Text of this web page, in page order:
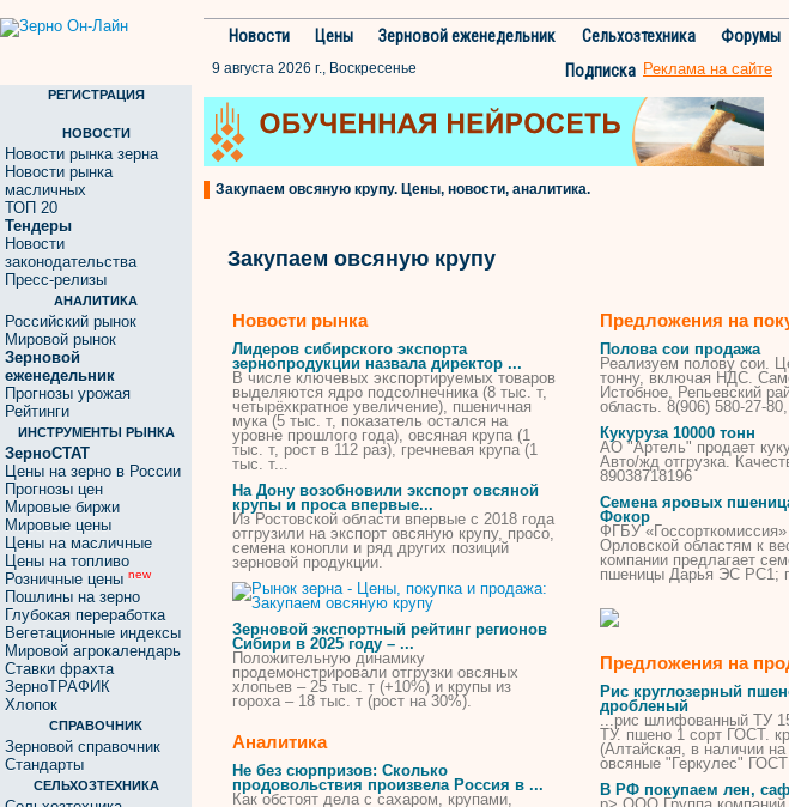
Новости Цены Зерновой еженедельник Сельхозтехника Форумы
Подписка
9 августа 2026 г., Воскресенье Реклама на сайте
РЕГИСТРАЦИЯ
НОВОСТИ
Новости рынка зерна
Новости рынка
масличных
ТОП 20
Тендеры
Новости
законодательства
Пресс-релизы
АНАЛИТИКА
Российский рынок
Мировой рынок
Зерновой
еженедельник
Прогнозы урожая
Рейтинги
ИНСТРУМЕНТЫ РЫНКА
ЗерноСТАТ
Цены на зерно в России
Прогнозы цен
Мировые биржи
Мировые цены
Цены на масличные
Цены на топливо
Розничные цены new
Пошлины на зерно
Глубокая переработка
Вегетационные индексы
Мировой агрокалендарь
Ставки фрахта
ЗерноТРАФИК
Хлопок
СПРАВОЧНИК
Зерновой справочник
Стандарты
СЕЛЬХОЗТЕХНИКА
Закупаем овсяную крупу. Цены, новости, аналитика.
Закупаем овсяную крупу
Новости рынка
Лидеров сибирского экспорта
зернопродукции назвала директор ...
В числе ключевых экспортируемых товаров
выделяются ядро подсолнечника (8 тыс. т,
четырёхкратное увеличение), пшеничная
мука (5 тыс. т, показатель остался на
уровне прошлого года), овсяная крупа (1
тыс. т, рост в 112 раз), гречневая крупа(1
тыс. т...
На Дону возобновили экспорт овсяной
крупы и проса впервые...
Из Ростовской области впервые с 2018 года
отгрузили на экспорт овсяную крупу, просо,
семена конопли и ряд других позиций
зерновой продукции.
Зерновой экспортный рейтинг регионов
Сибири в 2025 году – ...
Положительную динамику
продемонстрировали отгрузки овсяных
хлопьев – 25 тыс. т (+10%) и крупы из
гороха – 18 тыс. т (рост на 30%).
Аналитика
Не без сюрпризов: Сколько
продовольствия произвела Россия в ...
Как обстоят дела с сахаром, крупами,
Предложения на
Полова сои продажа
Реализуем полову сои.
тонну, включая НДС.
Истобное, Репьевский
область. 8(906) 580-27-
Кукуруза 10000 тонн
АО "Артель" продает
Авто/жд отгрузка.
89038718196
Семена яровых
Фокор
ФГБУ
Орловской областям к
компании предлагает
пшеницы Дарья ЭС РС1; г
Предложения на
Рис круглозерный
дробленый
...рис шлифованный ТУ
ТУ. пшено 1 сорт ГОСТ.
(Алтайская, в наличии
овсяные "Геркулес"
В РФ покупаем лен,